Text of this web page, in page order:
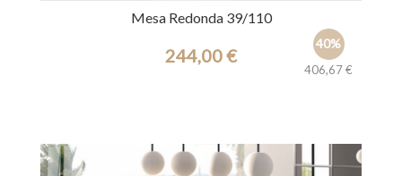
Mesa Redonda 39/110
40%
406,67 €
244,00 €